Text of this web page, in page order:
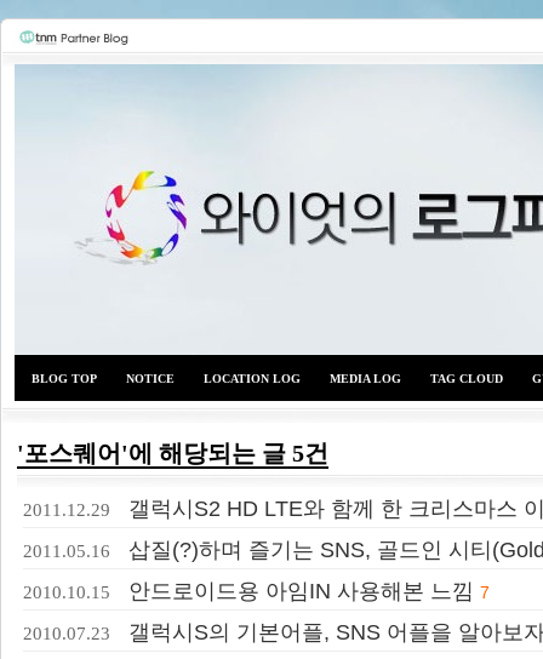
와이
BLOG TOP NOTICE LOCATION LOG MEDIA LOG TAG CLOUD
'포스퀘어'에 해당되는 글 5건
2011.12.29 갤럭시S2 HD LTE와 함께 한 크리스마스
2011.05.16 삽질(?)하며 즐기는 SNS, 골드인 시티
2010.10.15 안드로이드용 아임IN 사용해본 느낌 7
2010.07.23 갤럭시S의 기본어플, SNS 어플을 알아보